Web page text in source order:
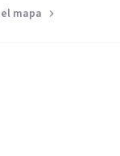
mapa